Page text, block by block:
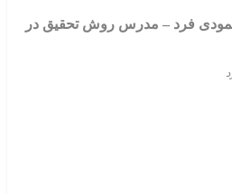
فرد – مدرس روش تحقیق در